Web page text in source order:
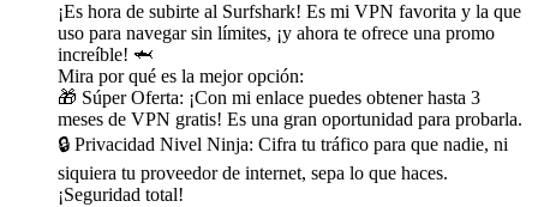
¡Es hora de subirte al Surfshark! Es mi VPN favorita y la que
uso para navegar sin límites, ¡y ahora te ofrece una promo
increíble! 🦈
Mira por qué es la mejor opción:
🎁 Súper Oferta: ¡Con mi enlace puedes obtener hasta 3
meses de VPN gratis! Es una gran oportunidad para probarla.
🔒 Privacidad Nivel Ninja: Cifra tu tráfico para que nadie, ni
siquiera tu proveedor de internet, sepa lo que haces.
¡Seguridad total!